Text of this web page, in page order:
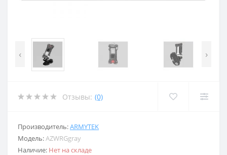
‹ ›
Отзывы: (0)
Производитель:ARMYTEK
Модель:AZWRGgray
Наличие: Нет на складе